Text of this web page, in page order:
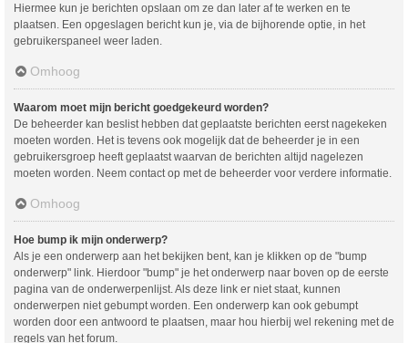
Hiermee kun je berichten opslaan om ze dan later af te werken en te
plaatsen. Een opgeslagen bericht kun je, via de bijhorende optie, in het
gebruikerspaneel weer laden.
Omhoog
Waarom moet mijn bericht goedgekeurd worden?
De beheerder kan beslist hebben dat geplaatste berichten eerst nagekeken
moeten worden. Het is tevens ook mogelijk dat de beheerder je in een
gebruikersgroep heeft geplaatst waarvan de berichten altijd nagelezen
moeten worden. Neem contact op met de beheerder voor verdere informatie.
Omhoog
Hoe bump ik mijn onderwerp?
Als je een onderwerp aan het bekijken bent, kan je klikken op de "bump
onderwerp" link. Hierdoor "bump" je het onderwerp naar boven op de eerste
pagina van de onderwerpenlijst. Als deze link er niet staat, kunnen
onderwerpen niet gebumpt worden. Een onderwerp kan ook gebumpt
worden door een antwoord te plaatsen, maar hou hierbij wel rekening met de
regels van het forum.